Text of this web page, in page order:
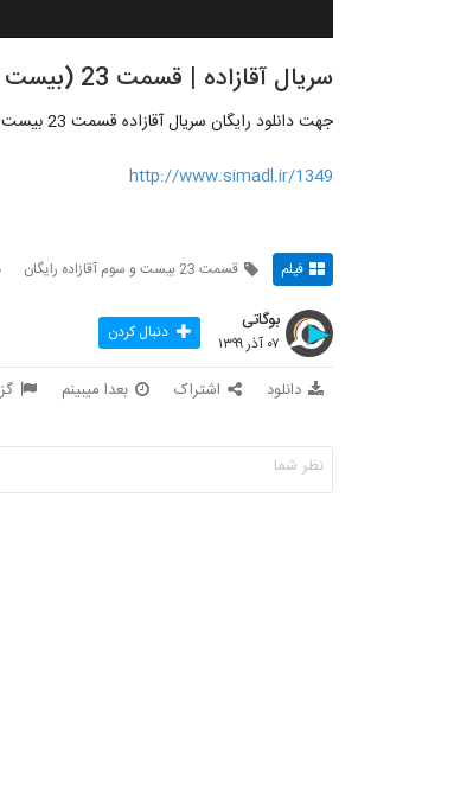
سریال آقازاده | قسمت 23 (بیست و سوم)-
جهت دانلود رایگان سریال آقازاده قسمت 23 بیست و سوم به لینک زیر مراجعه کنید
http://www.simadl.ir/1349
فیلم قسمت 23 بیست و سوم آقازاده رایگان
بوگاتی
۰۷ آذر ۱۳۹۹ دنبال کردن
دانلود اشتراک بعدا میبینم